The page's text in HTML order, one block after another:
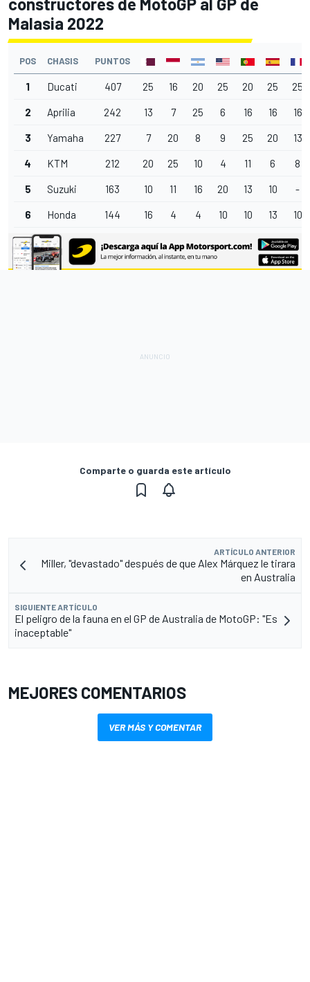
Malasia 2022
POS CHASIS PUNTOS
1 Ducati 407 25 16 20 25 20 25 25
2 Aprilia 242 13 7 25 6 16 16 16
3 Yamaha 227 7 20 8 9 25 20 13
4 KTM 212 20 25 10 4 11 6 8
5 Suzuki 163 10 11 16 20 13 10 -
6 Honda 144 16 4 4 10 10 13 10
Comparte o guarda este artículo
ARTÍCULO ANTERIOR
Miller, "devastado" después de que Alex Márquez le tirara
en Australia
SIGUIENTE ARTÍCULO
El peligro de la fauna en el GP de Australia de MotoGP: "Es
inaceptable"
MEJORES COMENTARIOS
VER MÁS Y COMENTAR